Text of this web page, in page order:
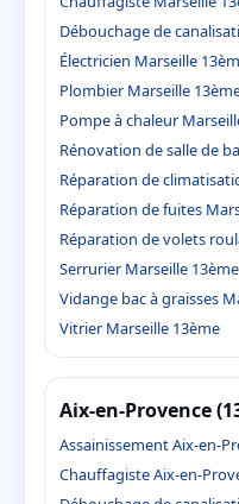
Débouchage de
Électricien Marseille
Plombier Marseille
Pompe à chaleur
Rénovation de salle de
Réparation de
Réparation de fuites
Réparation de volets
Serrurier Marseille 13ème
Vidange bac à graisses
Vitrier Marseille 13ème
Aix-en-Provence
Assainissement Aix-en-
Chauffagiste Aix-en-